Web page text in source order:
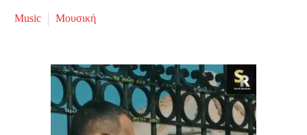
Music Μουσική